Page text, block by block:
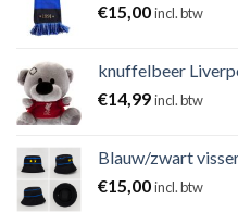
€15,00incl. btw
knuffelbeer
€14,99incl. btw
Blauw/zwart
€15,00incl. btw